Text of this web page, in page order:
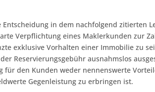
in dem nachfolgend zitierten
Verpflichtung eines Maklerkunden zur
exklusive Vorhalten einer Immobilie zu
Reservierungsgebühr ausnahmslos
für den Kunden weder nennenswerte
Gegenleistung zu erbringen ist.